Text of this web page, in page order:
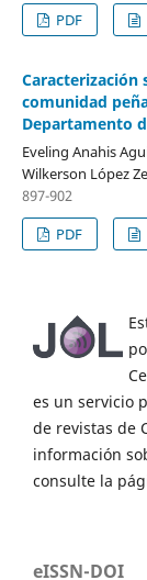
PDF
comunidad
Departamento
Eveling Anahis
Wilkerson López
897-902
PDF
es un servicio
de revistas de
información
consulte la
eISSN-DOI